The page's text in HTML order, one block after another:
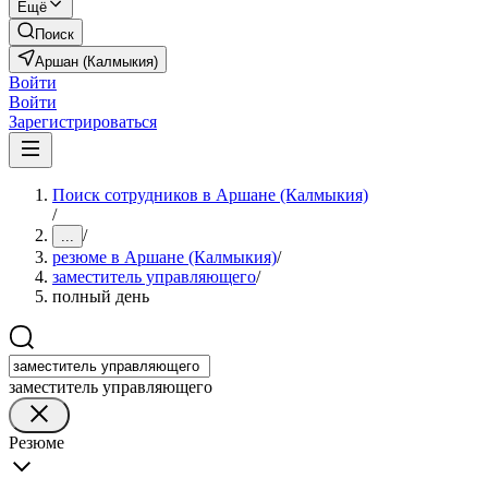
Ещё
Поиск
Аршан (Калмыкия)
Войти
Войти
Зарегистрироваться
Поиск сотрудников в Аршане (Калмыкия)
/
... /
резюме в Аршане (Калмыкия)/
заместитель управляющего/
полный день
заместитель управляющего
Резюме